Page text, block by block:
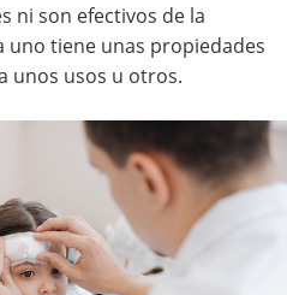
ni son efectivos de la
uno tiene unas propiedades
unos usos u otros.